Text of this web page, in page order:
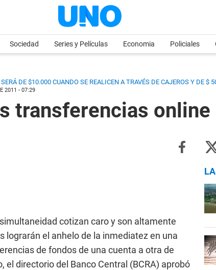
Sociedad Series y Películas Economia Policiales
DE $10.000 CUANDO SE REALICEN A TRAVÉS DE CAJEROS Y DE
2011 - 07:29
transferencias online
cotizan caro y son altamente
lograrán el anhelo de la inmediatez en una
de fondos de una cuenta a otra de
directorio del Banco Central (BCRA) aprobó